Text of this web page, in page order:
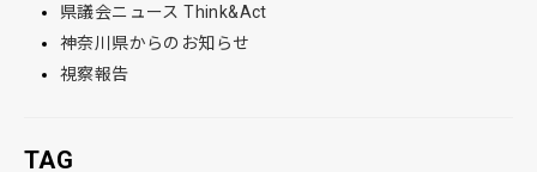
県議会ニュース Think&Act
神奈川県からのお知らせ
視察報告
TAG